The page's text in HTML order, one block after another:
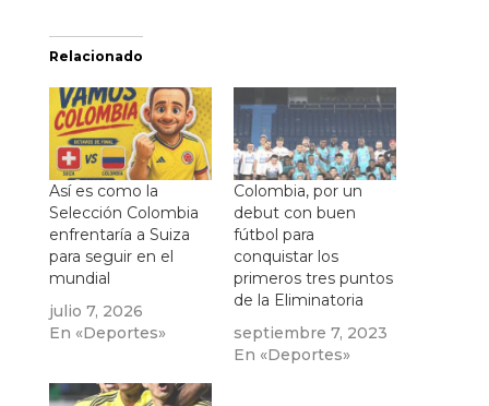
Relacionado
Así es como la
Selección Colombia
enfrentaría a Suiza
para seguir en el
mundial
julio 7, 2026
En «Deportes»
Colombia, por un
debut con buen
fútbol para
conquistar los
primeros tres puntos
de la Eliminatoria
septiembre 7, 2023
En «Deportes»